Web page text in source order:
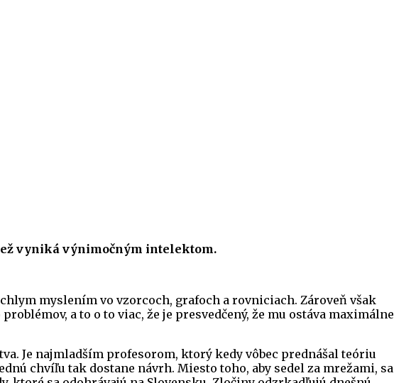
vyniká výnimočným intelektom.
myslením vo vzorcoch, grafoch a rovniciach. Zároveň však
a to o to viac, že je presvedčený, že mu ostáva maximálne
Je najmladším profesorom, ktorý kedy vôbec prednášal teóriu
chvíľu tak dostane návrh. Miesto toho, aby sedel za mrežami, sa